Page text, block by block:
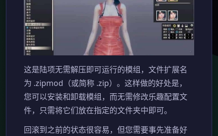
这是陆项无需解压即可运行的模组，文件扩展名
为 .zipmod（或简称 .zip）。这样做的好处是，
您可以安装和卸载模组，而无需修改乐趣配置文
件，只需将它们放在指定的文件夹中即可。
回滚到之前的状态很容易，但您需要事先准备好